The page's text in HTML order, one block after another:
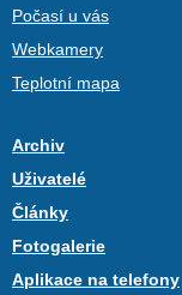
Počasí u vás
Webkamery
Teplotní mapa
Archiv
Uživatelé
Články
Fotogalerie
Aplikace na telefony